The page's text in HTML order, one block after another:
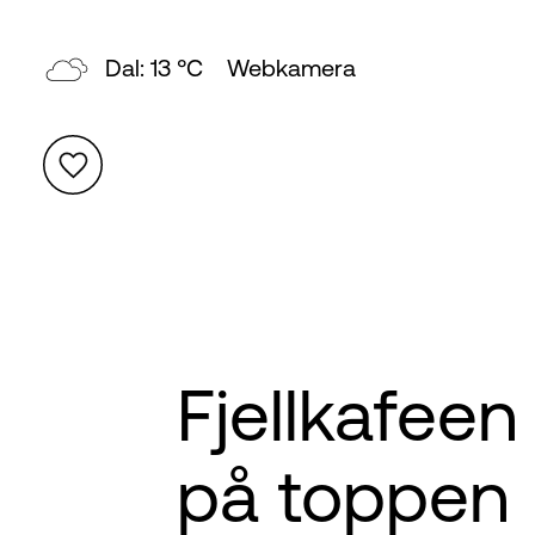
Dal: 13 °C Webkamera
Fjellkafeen
på toppen